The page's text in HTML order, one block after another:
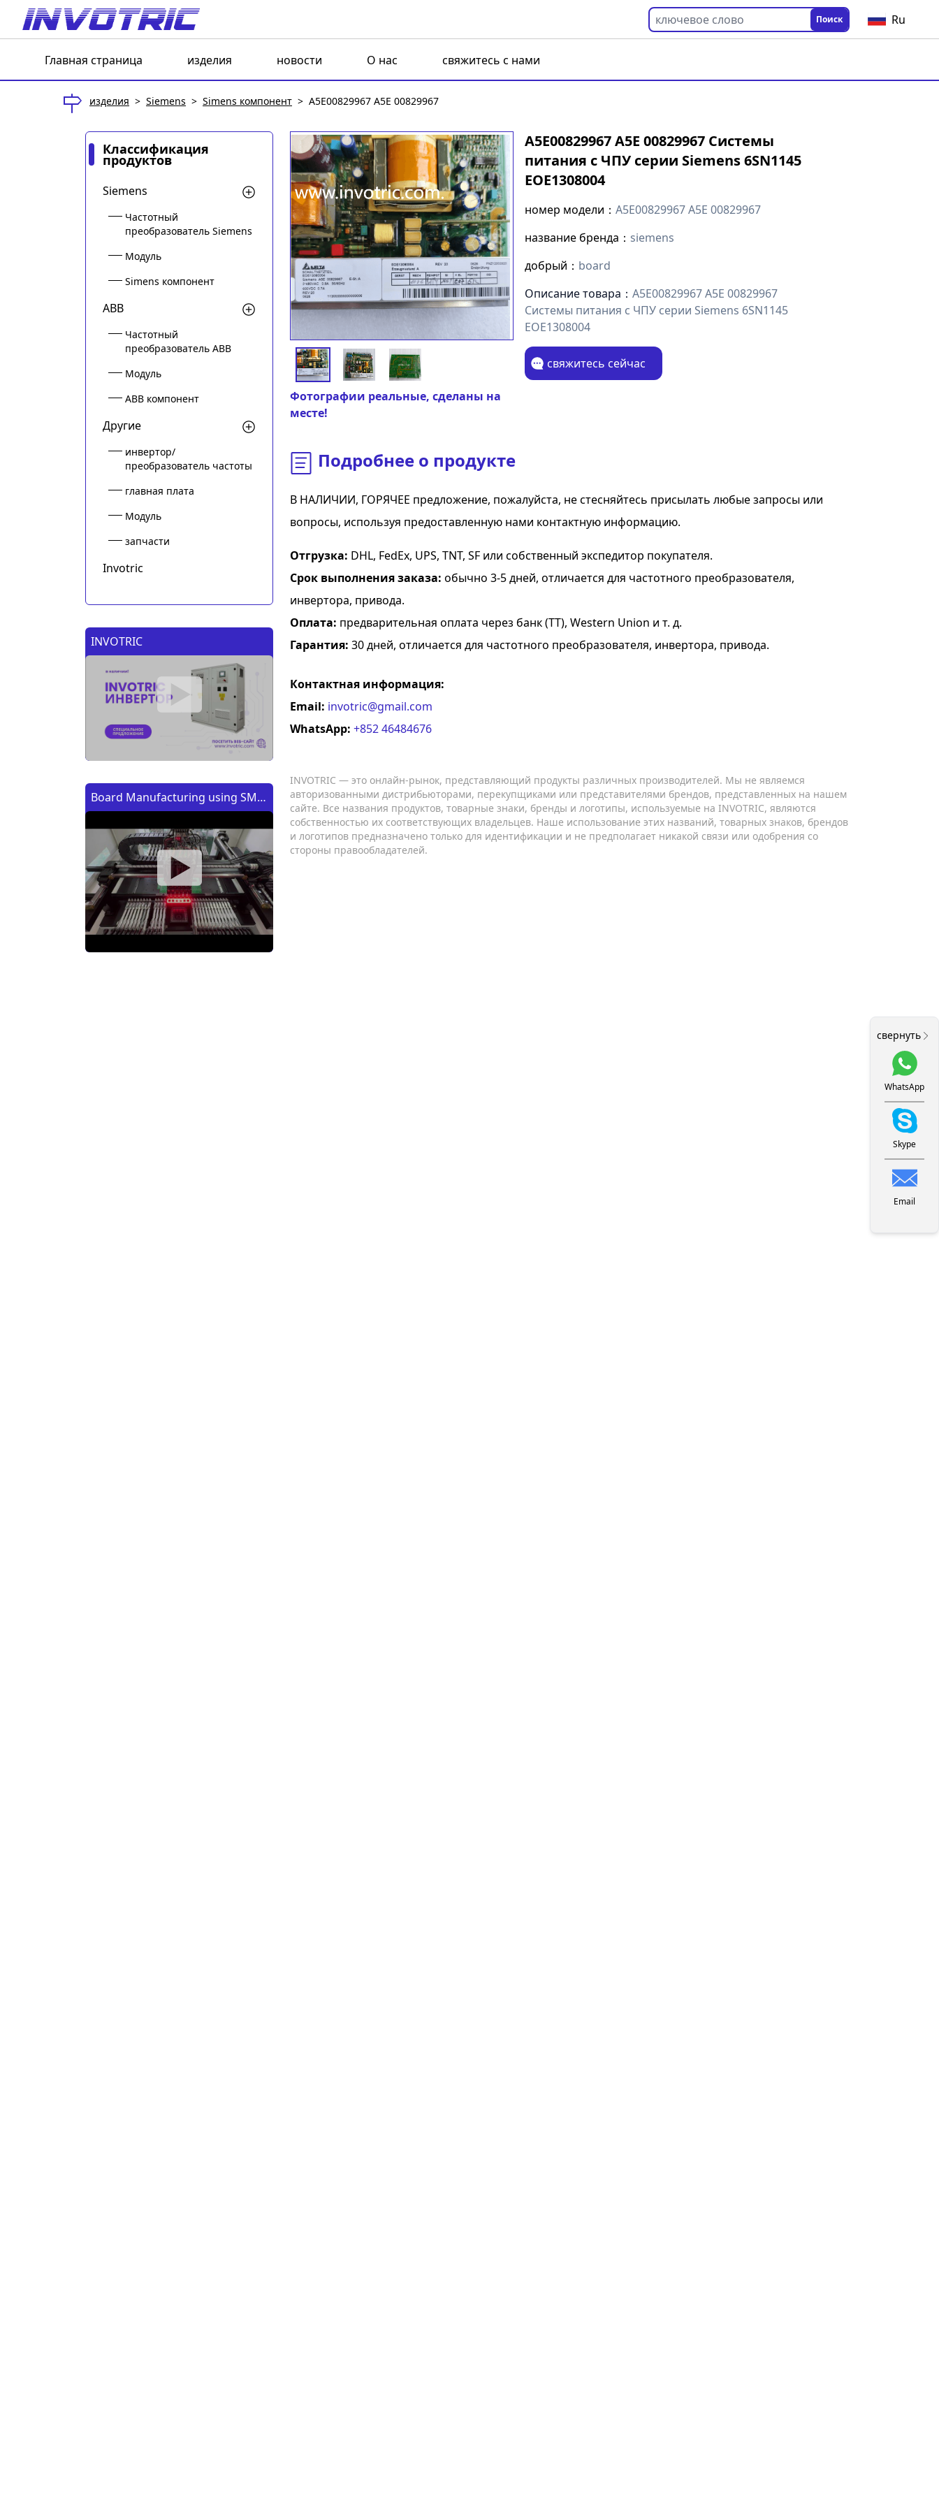
Поиск Ru
Главная страница изделия новости О нас свяжитесь с нами
изделия > Siemens > Simens компонент > A5E00829967 A5E 00829967
Классификация
продуктов
Siemens
Частотный
преобразователь Siemens
Модуль
Simens компонент
ABB
Частотный
преобразователь ABB
Модуль
ABB компонент
Другие
инвертор/
преобразователь частоты
главная плата
Модуль
запчасти
Invotric
INVOTRIC
Board Manufacturing using SMT
с помощью SMT (CMT) машины
Фотографии реальные, сделаны на
месте!
A5E00829967 A5E 00829967 Системы
питания с ЧПУ серии Siemens 6SN1145
EOE1308004
номер модели：A5E00829967 A5E 00829967
название бренда： siemens
добрый： board
Описание товара：A5E00829967 A5E 00829967
Системы питания с ЧПУ серии Siemens 6SN1145
EOE1308004
свяжитесь сейчас
Подробнее о продукте
В НАЛИЧИИ, ГОРЯЧЕЕ предложение, пожалуйста, не стесняйтесь присылать любые запросы или
вопросы, используя предоставленную нами контактную информацию.
Отгрузка: DHL, FedEx, UPS, TNT, SF или собственный экспедитор покупателя.
Срок выполнения заказа: обычно 3-5 дней, отличается для частотного преобразователя,
инвертора, привода.
Оплата: предварительная оплата через банк (TT), Western Union и т. д.
Гарантия: 30 дней, отличается для частотного преобразователя, инвертора, привода.
Контактная информация:
Email: invotric@gmail.com
WhatsApp: +852 46484676
INVOTRIC — это онлайн-рынок, представляющий продукты различных производителей. Мы не являемся
авторизованными дистрибьюторами, перекупщиками или представителями брендов, представленных на нашем
сайте. Все названия продуктов, товарные знаки, бренды и логотипы, используемые на INVOTRIC, являются
собственностью их соответствующих владельцев. Наше использование этих названий, товарных знаков, брендов
и логотипов предназначено только для идентификации и не предполагает никакой связи или одобрения со
стороны правообладателей.
свернуть
WhatsApp
Skype
Email